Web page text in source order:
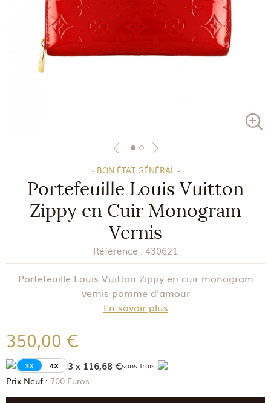
- BON ÉTAT GÉNÉRAL -
Portefeuille Louis Vuitton
Zippy en Cuir Monogram
Vernis
Référence : 430621
Portefeuille Louis Vuitton Zippy en cuir monogram
vernis pomme d'amour
En savoir plus
350,00 €
3X 4X 3 x 116,68 €sans frais
Prix Neuf : 700 Euros